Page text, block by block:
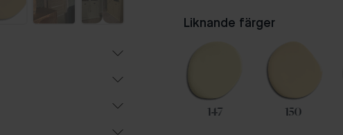
Liknande färger
147 150